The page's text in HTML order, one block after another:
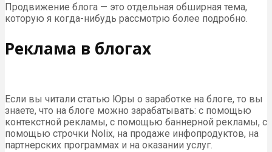
Продвижение блога — это отдельная обширная тема,
которую я когда-нибудь рассмотрю более подробно.
Реклама в блогах
Если вы читали статью Юры о заработке на блоге, то вы
знаете, что на блоге можно зарабатывать: с помощью
контекстной рекламы, с помощью баннерной рекламы, с
помощью строчки Nolix, на продаже инфопродуктов, на
партнерских программах и на оказании услуг.